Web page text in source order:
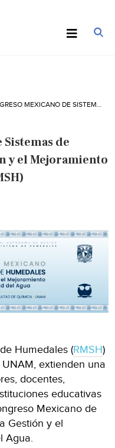
de
y el Mejoramiento
Humedales (RMSH)
extienden una
docentes,
educativas
Mexicano de
Gestión y el
Agua.